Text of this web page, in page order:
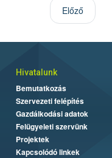
Előző
Hivatalunk
Bemutatkozás
Szervezeti felépítés
Gazdálkodási adatok
Felügyeleti szervünk
Projektek
Kapcsolódó linkek